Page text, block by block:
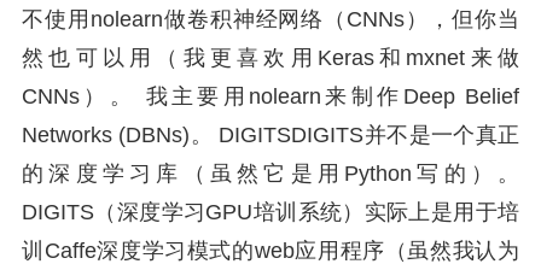
不使用nolearn做卷积神经网络（CNNs），但你当
然也可以用（我更喜欢用Keras和mxnet来做
CNNs）。 我主要用nolearn来制作Deep Belief
Networks (DBNs)。 DIGITSDIGITS并不是一个真正
的深度学习库（虽然它是用Python写的）。
DIGITS（深度学习GPU培训系统）实际上是用于培
训Caffe深度学习模式的web应用程序（虽然我认为